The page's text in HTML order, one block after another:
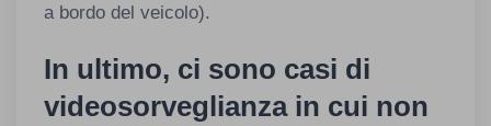
a bordo del veicolo).
In ultimo, ci sono casi di
videosorveglianza in cui non